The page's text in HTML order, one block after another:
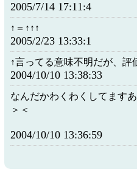
2005/7/14 17:11:4
↑＝↑↑↑
2005/2/23 13:33:1
↑言ってる意味不明だが、評
2004/10/10 13:38:33
なんだかわくわくしてます
＞＜
2004/10/10 13:36:59